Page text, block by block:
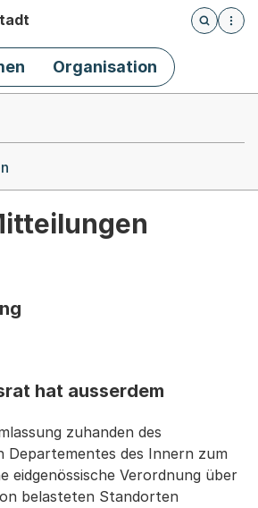
Öffnet
Organisation
hat ausserdem
zuhanden des
Departementes des Innern zum
eidgenössische Verordnung über
belasteten Standorten